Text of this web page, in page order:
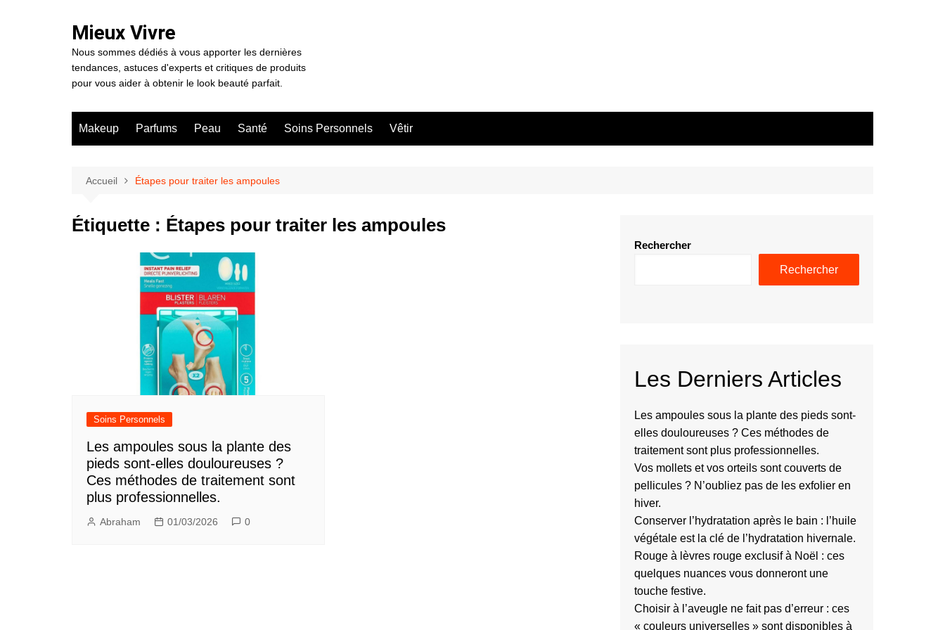
Mieux Vivre
Nous sommes dédiés à vous apporter les dernières
tendances, astuces d'experts et critiques de produits
pour vous aider à obtenir le look beauté parfait.
Makeup Parfums Peau Santé Soins Personnels Vêtir
Accueil Étapes pour traiter les ampoules
Étiquette : Étapes pour traiter les ampoules
Soins Personnels
Les ampoules sous la plante des
pieds sont-elles douloureuses ?
Ces méthodes de traitement sont
plus professionnelles.
Abraham 01/03/2026 0
Rechercher
Rechercher
Les Derniers Articles
Les ampoules sous la plante des pieds sont-
elles douloureuses ? Ces méthodes de
traitement sont plus professionnelles.
Vos mollets et vos orteils sont couverts de
pellicules ? N’oubliez pas de les exfolier en
hiver.
Conserver l’hydratation après le bain : l’huile
végétale est la clé de l’hydratation hivernale.
Rouge à lèvres rouge exclusif à Noël : ces
quelques nuances vous donneront une
touche festive.
Choisir à l’aveugle ne fait pas d’erreur : ces
« couleurs universelles » sont disponibles à